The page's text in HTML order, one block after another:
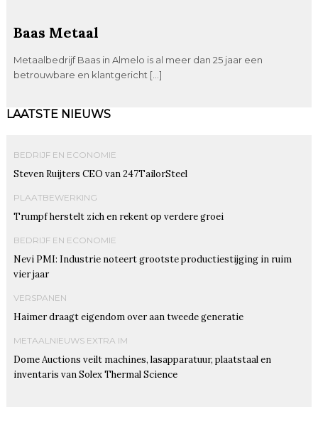
Baas Metaal
Metaalbedrijf Baas in Almelo is al meer dan 25 jaar een
betrouwbare en klantgericht […]
LAATSTE NIEUWS
BEDRIJF EN ECONOMIE
Steven Ruijters CEO van 247TailorSteel
PLAATBEWERKING
Trumpf herstelt zich en rekent op verdere groei
BEDRIJF EN ECONOMIE
Nevi PMI: Industrie noteert grootste productiestijging in ruim
vier jaar
VERSPANEN
Haimer draagt eigendom over aan tweede generatie
METAALNIEUWS EXTRA IM
Dome Auctions veilt machines, lasapparatuur, plaatstaal en
inventaris van Solex Thermal Science